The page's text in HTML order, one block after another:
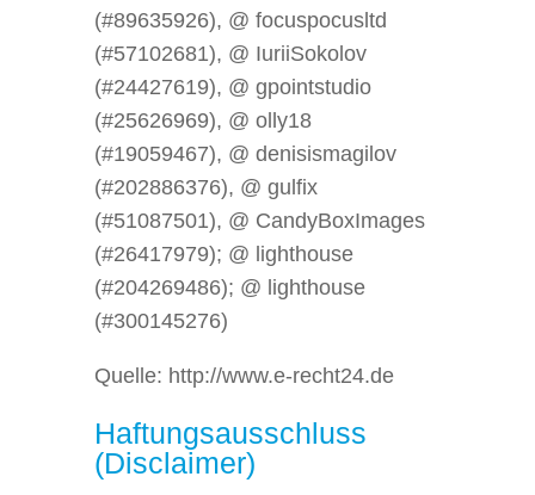
(#89635926), @ focuspocusltd
(#57102681), @ IuriiSokolov
(#24427619), @ gpointstudio
(#25626969), @ olly18
(#19059467), @ denisismagilov
(#202886376), @ gulfix
(#51087501), @ CandyBoxImages
(#26417979); @ lighthouse
(#204269486); @ lighthouse
(#300145276)
Quelle: http://www.e-recht24.de
Haftungsausschluss
(Disclaimer)